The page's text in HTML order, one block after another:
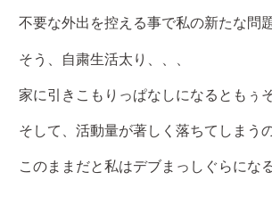
不要な外出を控える事で私の新たな問
そう、自粛生活太り、、、
家に引きこもりっぱなしになるともぅ
そして、活動量が著しく落ちてしまう
このままだと私はデブまっしぐらにな